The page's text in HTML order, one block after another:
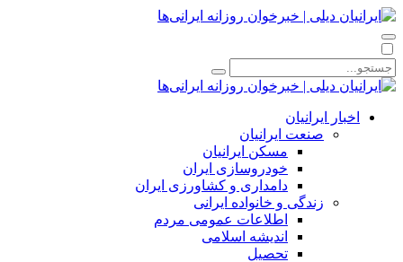
اخبار ایرانیان
صنعت ایرانیان
مسکن ایرانیان
خودروسازی ایران
دامداری و کشاورزی ایران
زندگی و خانواده ایرانی
اطلاعات عمومی مردم
اندیشه اسلامی
تحصیل